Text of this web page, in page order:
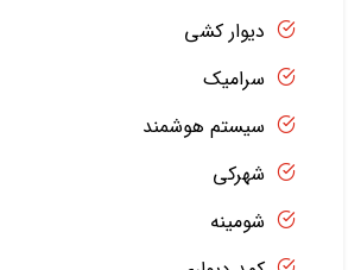
دیوار کشی
سرامیک
سیستم هوشمند
شهرکی
شومینه